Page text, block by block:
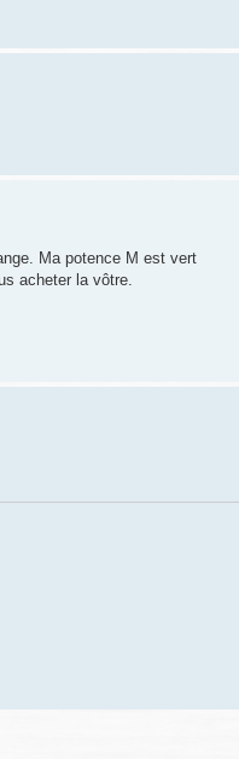
Ma potence M est vert
acheter la vôtre.